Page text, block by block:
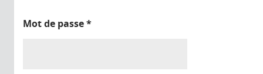
Mot de passe*